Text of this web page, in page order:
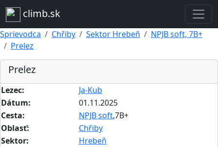
climb.sk
Sprievodca Chřiby Sektor Hrebeň
NPJB soft, 7B+
Prelez
Prelez
Lezec:
Ja-Kub
Dátum:
01.11.2025
Cesta:
NPJB soft,7B+
Oblasť:
Chřiby
Sektor:
Hrebeň